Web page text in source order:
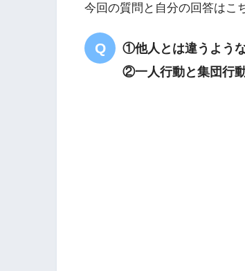
今回の質問と自分の回答はこ
①他人とは違うよう
②一人行動と集団行